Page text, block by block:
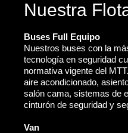
Nuestra
Buses Full Equipo
Nuestros buses con la
tecnología en seguridad
normativa vigente del
aire acondicionado,
salón cama, sistemas de
cinturón de seguridad y
Van